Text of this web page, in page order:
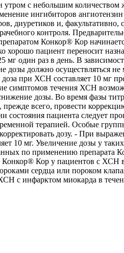
с небольшим
ингибиторов
диуретиков и,
контроля.
Конкор® Кор
хорошо пациент переносит
мг один раз в день. В
должно осуществляться
при ХСН составляет 10 мг
течения ХСН
дозы. Во время фазы
прежде всего, провести
пациента следует
терапией. Особые
дозу. - При
10 мг. Увеличение дозы у
по применению препарата
Конкор® Кор у пациентов с
сердца или пороком
с инфарктом миокарда в